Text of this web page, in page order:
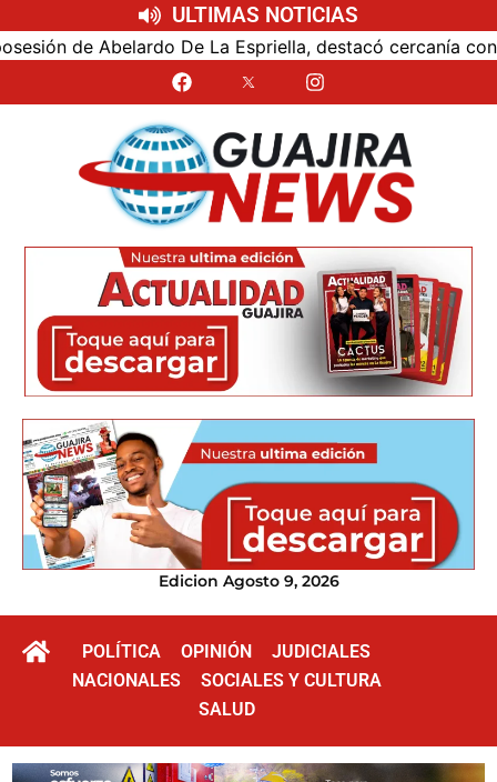
ULTIMAS NOTICIAS
Abelardo De La Espriella, destacó cercanía con el
Edicion Agosto 9, 2026
POLÍTICA OPINIÓN
JUDICIALES
NACIONALES
SOCIALES Y CULTURA
SALUD